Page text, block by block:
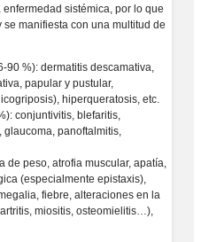
sistémica, por lo que
manifiesta con una multitud de
90 %): dermatitis descamativa,
papular y pustular,
hiperqueratosis, etc.
conjuntivitis, blefaritis,
panoftalmitis,
de peso, atrofia muscular, apatía,
(especialmente epistaxis),
fiebre, alteraciones en la
miositis, osteomielitis…),